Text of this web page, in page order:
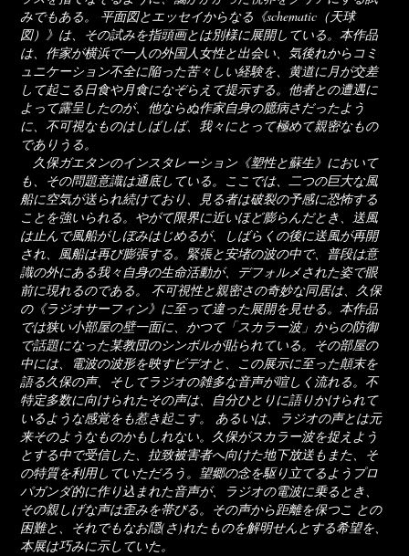
みでもある。 平面図とエッセイからなる《schematic（天球
図）》は、その試みを指頭画とは別様に展開している。本作品
は、作家が横浜で一人の外国人女性と出会い、気後れからコミ
ュニケーション不全に陥った苦々しい経験を、黄道に月が交差
して起こる日食や月食になぞらえて提示する。他者との遭遇に
よって露呈したのが、他ならぬ作家自身の臆病さだったよう
に、不可視なものはしばしば、我々にとって極めて親密なもの
でありうる。
久保ガエタンのインスタレーション《塑性と蘇生》において
も、その問題意識は通底している。ここでは、二つの巨大な風
船に空気が送られ続けており、見る者は破裂の予感に恐怖する
ことを強いられる。やがて限界に近いほど膨らんだとき、送風
は止んで風船がしぼみはじめるが、しばらくの後に送風が再開
され、風船は再び膨張する。緊張と安堵の波の中で、普段は意
識の外にある我々自身の生命活動が、デフォルメされた姿で眼
前に現れるのである。 不可視性と親密さの奇妙な同居は、久保
の《ラジオサーフィン》に至って違った展開を見せる。本作品
では狭い小部屋の壁一面に、かつて「スカラー波」からの防御
で話題になった某教団のシンボルが貼られている。その部屋の
中には、電波の波形を映すビデオと、この展示に至った顛末を
語る久保の声、そしてラジオの雑多な音声が喧しく流れる。不
特定多数に向けられたその声は、自分ひとりに語りかけられて
いるような感覚をも惹き起こす。 あるいは、ラジオの声とは元
来そのようなものかもしれない。久保がスカラー波を捉えよう
とする中で受信した、拉致被害者へ向けた地下放送もまた、そ
の特質を利用していただろう。望郷の念を駆り立てるようプロ
パガンダ的に作り込まれた音声が、ラジオの電波に乗るとき、
その親しげな声は歪みを帯びる。その声から距離を保つこ との
困難と、それでもなお隠(さ)れたものを解明せんとする希望を、
本展は巧みに示していた。